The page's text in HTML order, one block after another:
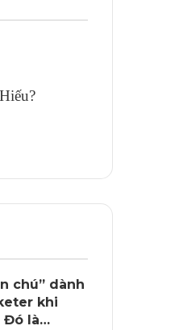
chú” dành
khi
Đó là…